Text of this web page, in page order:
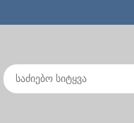
Search
for: